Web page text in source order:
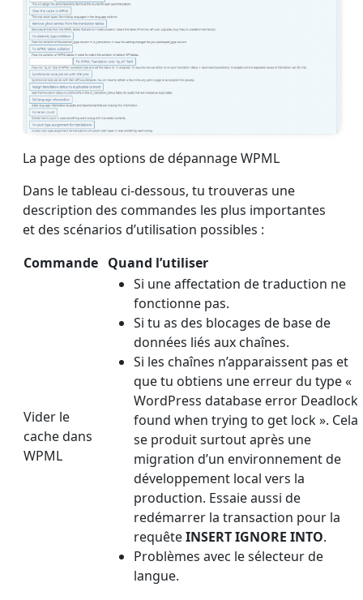
La page des options de dépannage WPML
Dans le tableau ci-dessous, tu trouveras une
description des commandes les plus importantes
et des scénarios d’utilisation possibles :
Commande Quand l’utiliser
Vider le
cache dans
WPML
Si une affectation de traduction ne
fonctionne pas.
Si tu as des blocages de base de
données liés aux chaînes.
Si les chaînes n’apparaissent pas et
que tu obtiens une erreur du type «
WordPress database error Deadlock
found when trying to get lock ». Cela
se produit surtout après une
migration d’un environnement de
développement local vers la
production. Essaie aussi de
redémarrer la transaction pour la
requêteINSERT IGNORE INTO.
Problèmes avec le sélecteur de
langue.